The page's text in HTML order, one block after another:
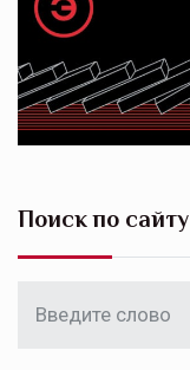
Поиск по сайту